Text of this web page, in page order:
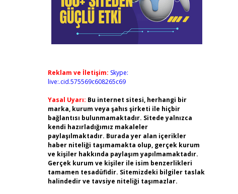
Reklam ve İletişim: Skype:
live:.cid.575569c608265c69
Yasal Uyarı: Bu internet sitesi, herhangi bir
marka, kurum veya şahıs şirketi ile hiçbir
bağlantısı bulunmamaktadır. Sitede yalnızca
kendi hazırladığımız makaleler
paylaşılmaktadır. Burada yer alan içerikler
haber niteliği taşımamakta olup, gerçek kurum
ve kişiler hakkında paylaşım yapılmamaktadır.
Gerçek kurum ve kişiler ile isim benzerlikleri
tamamen tesadüfidir. Sitemizdeki bilgiler taslak
halindedir ve tavsiye niteliği taşımazlar.